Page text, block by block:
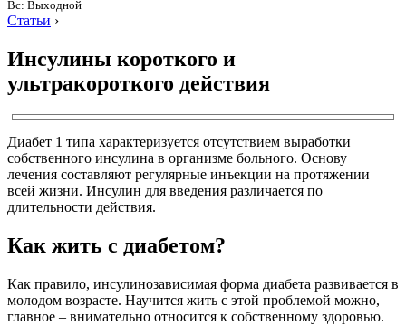
Вс: Выходной
Статьи ›
Инсулины короткого и
ультракороткого действия
Диабет 1 типа характеризуется отсутствием выработки
собственного инсулина в организме больного. Основу
лечения составляют регулярные инъекции на протяжении
всей жизни. Инсулин для введения различается по
длительности действия.
Как жить с диабетом?
Как правило, инсулинозависимая форма диабета развивается в
молодом возрасте. Научится жить с этой проблемой можно,
главное – внимательно относится к собственному здоровью.